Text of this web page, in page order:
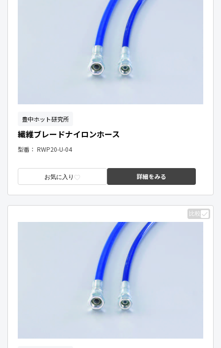
豊中ホット研究所
繊維ブレードナイロンホース
型番： RWP20-U-04
お気に入り 詳細をみる
比較